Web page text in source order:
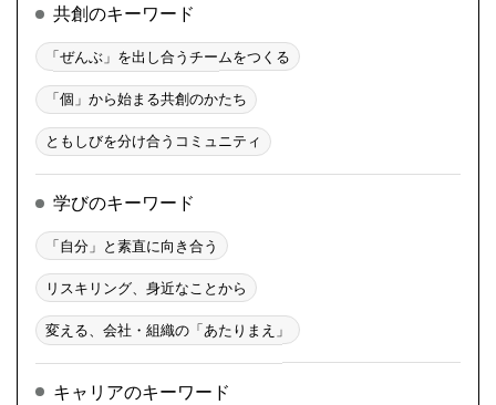
共創のキーワード
「ぜんぶ」を出し合うチームをつくる
「個」から始まる共創のかたち
ともしびを分け合うコミュニティ
学びのキーワード
「自分」と素直に向き合う
リスキリング、身近なことから
変える、会社・組織の「あたりまえ」
キャリアのキーワード